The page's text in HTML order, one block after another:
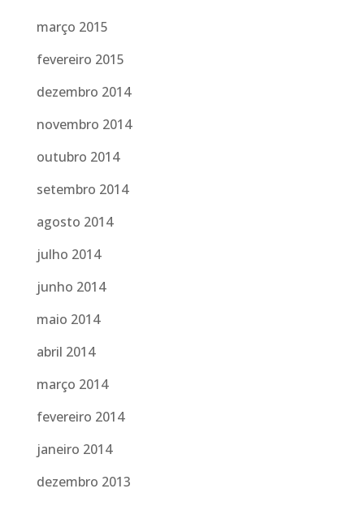
março 2015
fevereiro 2015
dezembro 2014
novembro 2014
outubro 2014
setembro 2014
agosto 2014
julho 2014
junho 2014
maio 2014
abril 2014
março 2014
fevereiro 2014
janeiro 2014
dezembro 2013